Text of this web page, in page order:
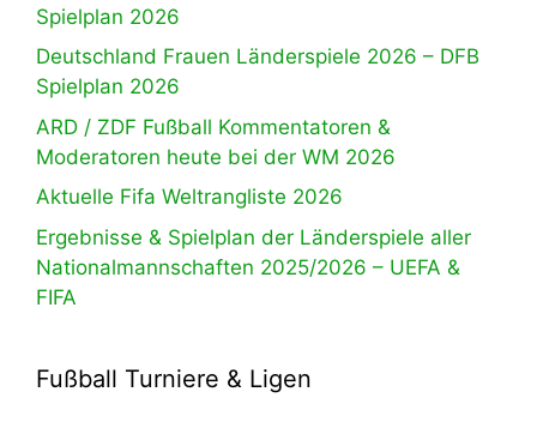
Spielplan 2026
Deutschland Frauen Länderspiele 2026 – DFB
Spielplan 2026
ARD / ZDF Fußball Kommentatoren &
Moderatoren heute bei der WM 2026
Aktuelle Fifa Weltrangliste 2026
Ergebnisse & Spielplan der Länderspiele aller
Nationalmannschaften 2025/2026 – UEFA &
FIFA
Fußball Turniere & Ligen